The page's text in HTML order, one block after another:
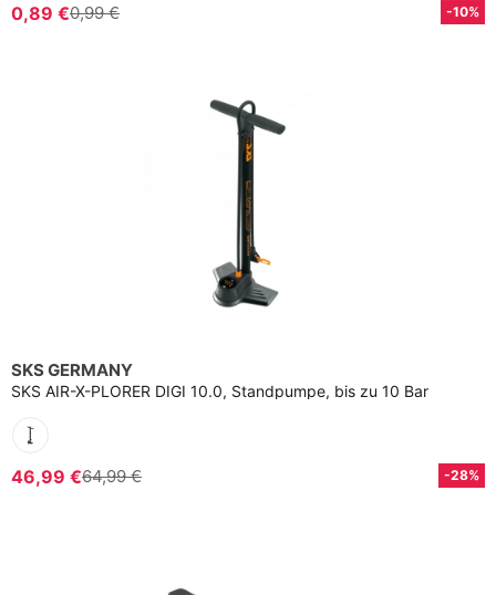
0,89 €0,99 € -10%
SKS GERMANY
SKS AIR-X-PLORER DIGI 10.0, Standpumpe, bis zu 10 Bar
46,99 €64,99 € -28%